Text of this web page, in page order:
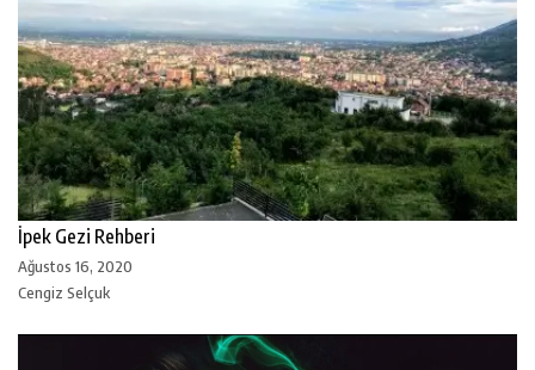
İpek Gezi Rehberi
Ağustos 16, 2020
Cengiz Selçuk